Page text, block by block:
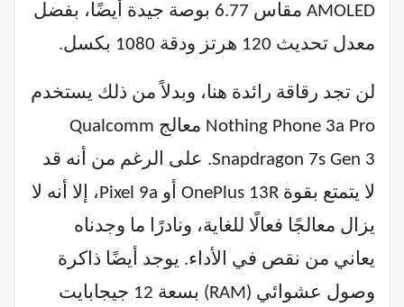
AMOLED مقاس 6.77 بوصة جيدة أيضًا، بفضل
معدل تحديث 120 هرتز ودقة 1080 بكسل.
لن تجد رقاقة رائدة هنا، وبدلاً من ذلك يستخدم
Nothing Phone 3a Pro معالج Qualcomm
Snapdragon 7s Gen 3. على الرغم من أنه قد
لا يتمتع بقوة OnePlus 13R أو Pixel 9a، إلا أنه لا
يزال معالجًا فعالًا للغاية، ونادرًا ما وجدناه
يعاني من نقص في الأداء. يوجد أيضًا ذاكرة
وصول عشوائي (RAM) بسعة 12 جيجابايت